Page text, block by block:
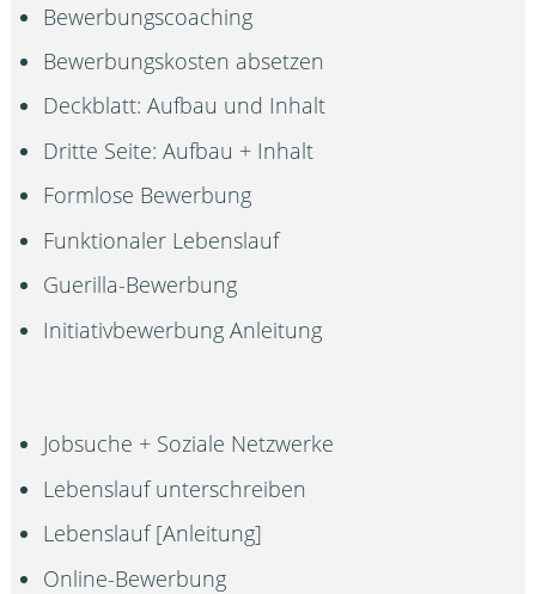
Bewerbungscoaching
Bewerbungskosten absetzen
Deckblatt: Aufbau und Inhalt
Dritte Seite: Aufbau + Inhalt
Formlose Bewerbung
Funktionaler Lebenslauf
Guerilla-Bewerbung
Initiativbewerbung Anleitung
Jobsuche + Soziale Netzwerke
Lebenslauf unterschreiben
Lebenslauf [Anleitung]
Online-Bewerbung